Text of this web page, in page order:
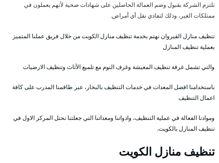
تلتزم الشركة بقبول وضم العمالة الحاصلين على شهادات صحية لأنهم يعملون في
ممتلكات الغير، وذلك لتفادي نقل أي أمراض.
تنظيف منازل القيروان نهتم بخدمة تنظيف منازل الكويت من خلال فريق عملنا المتميز
بعملية تنظيف المنازل
والتي تشمل غرفة تنظيف المعيشة وغرف النوم مع تلميع الأثاث وتنظيف الارضيات
باستخدامنا افضل المعدات في خدمات التنظيف بالبخار، عبر طاقمنا المدرب على كافة
اعمال التنظيف
وموادنا الفعالة في عملية التنظيف، وادواتنا ومعداتنا التي جعلتنا نحتل المركز الاول في
تنظيف المنازل بالكويت.
تنظيف منازل الكويت